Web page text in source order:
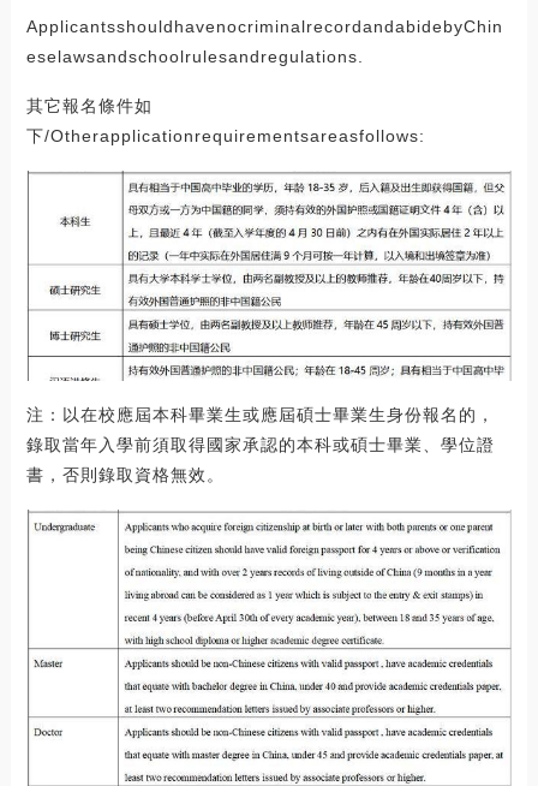
ApplicantsshouldhavenocriminalrecordandabidebyChin
eselawsandschoolrulesandregulations.
其它報名條件如
下/Otherapplicationrequirementsareasfollows:
注：以在校應屆本科畢業生或應屆碩士畢業生身份報名的，
錄取當年入學前須取得國家承認的本科或碩士畢業、學位證
書，否則錄取資格無效。